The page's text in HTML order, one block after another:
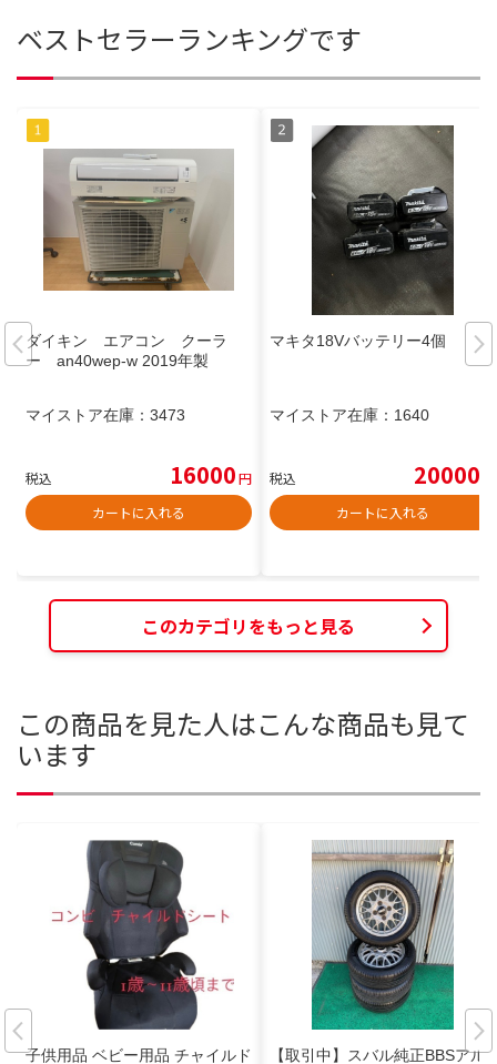
ベストセラーランキングです
ダイキン エアコン クーラ
ー an40wep-w 2019年製
マイストア在庫： 3473
税込 16000円
カートに入れる
マキタ18Vバッテリー4個
マイストア在庫： 1640
税込 20000
カートに入れる
このカテゴリをもっと見る
この商品を見た人はこんな商品も見て
います
子供用品 ベビー用品 チャイルド
【取引中】スバル純正BBSアル